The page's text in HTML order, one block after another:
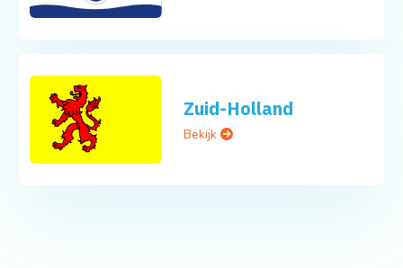
Zuid-Holland
Bekijk